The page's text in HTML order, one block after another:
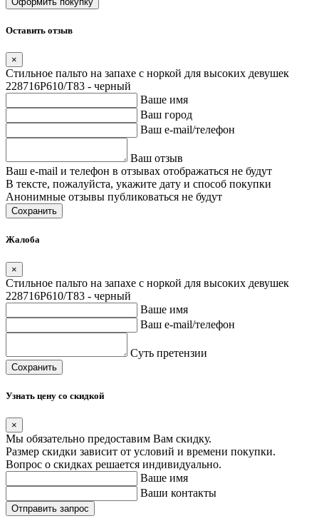
Оставить отзыв
×
Стильное пальто на запахе с норкой для высоких девушек
228716P610/T83 - черный
Ваше имя
Ваш город
Ваш e-mail/телефон
Ваш отзыв
Ваш e-mail и телефон в отзывах отображаться не будут
В тексте, пожалуйста, укажите дату и способ покупки
Анонимные отзывы публиковаться не будут
Сохранить
Жалоба
×
Стильное пальто на запахе с норкой для высоких девушек
228716P610/T83 - черный
Ваше имя
Ваш e-mail/телефон
Суть претензии
Сохранить
Узнать цену со скидкой
×
Мы обязательно предоставим Вам скидку.
Размер скидки зависит от условий и времени покупки.
Вопрос о скидках решается индивидуально.
Ваше имя
Ваши контакты